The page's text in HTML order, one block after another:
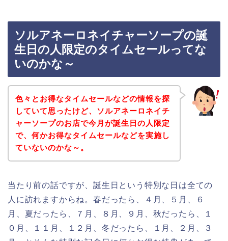
ソルアネーロネイチャーソープの誕
生日の人限定のタイムセールってな
いのかな～
色々とお得なタイムセールなどの情報を探
していて思ったけど、ソルアネーロネイチ
ャーソープのお店で今月が誕生日の人限定
で、何かお得なタイムセールなどを実施し
ていないのかな～。
当たり前の話ですが、誕生日という特別な日は全ての
人に訪れますからね。春だったら、４月、５月、６
月、夏だったら、７月、８月、９月、秋だったら、１
０月、１１月、１２月、冬だったら、１月、２月、３